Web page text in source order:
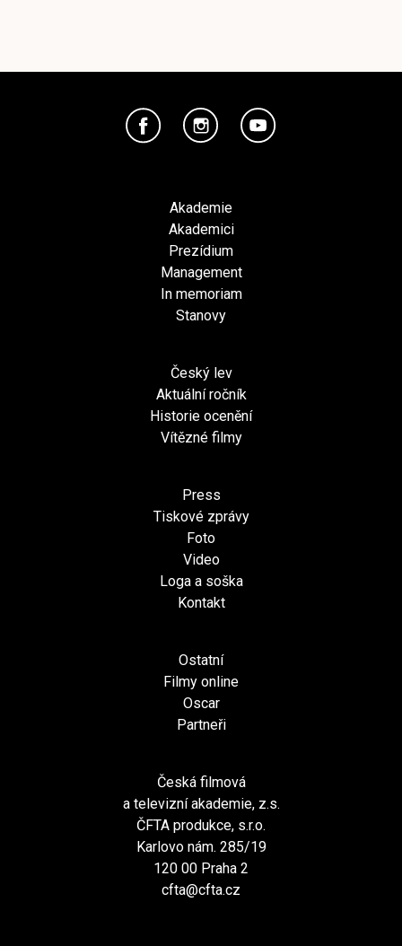
Akademie
Akademici
Prezídium
Management
In memoriam
Stanovy
Český lev
Aktuální ročník
Historie ocenění
Vítězné filmy
Press
Tiskové zprávy
Foto
Video
Loga a soška
Kontakt
Ostatní
Filmy online
Oscar
Partneři
Česká filmová
a televizní akademie, z.s.
ČFTA produkce, s.r.o.
Karlovo nám. 285/19
120 00 Praha 2
cfta@cfta.cz